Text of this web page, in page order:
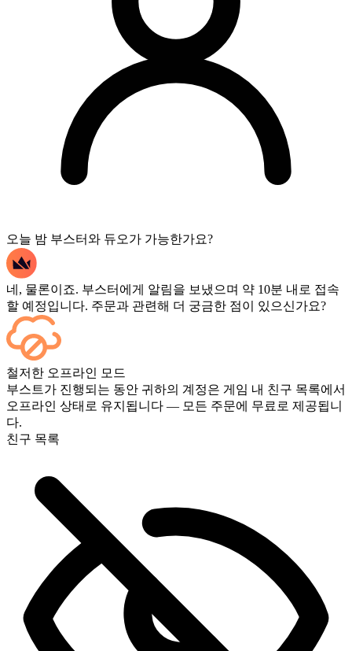
오늘 밤 부스터와 듀오가 가능한가요?
네, 물론이죠. 부스터에게 알림을 보냈으며 약 10분 내로 접속
할 예정입니다. 주문과 관련해 더 궁금한 점이 있으신가요?
네, 모든 경기가 종료되는 즉시 대시보드에 표시됩니다. 게임
플레이를 직접 보고 싶으시다면 결제 시 스트리밍 옵션을 추가
하세요.
철저한 오프라인 모드
부스트가 진행되는 동안 귀하의 계정은 게임 내 친구 목록에서
오프라인 상태로 유지됩니다 — 모든 주문에 무료로 제공됩니
다.
친구 목록